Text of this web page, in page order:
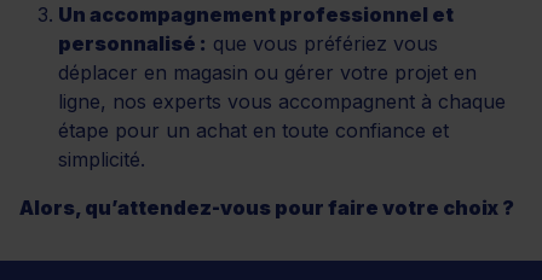
Un accompagnement professionnel et
personnalisé : que vous préfériez vous
déplacer en magasin ou gérer votre projet en
ligne, nos experts vous accompagnent à chaque
étape pour un achat en toute confiance et
simplicité.
Alors, qu’attendez-vous pour faire votre choix ?